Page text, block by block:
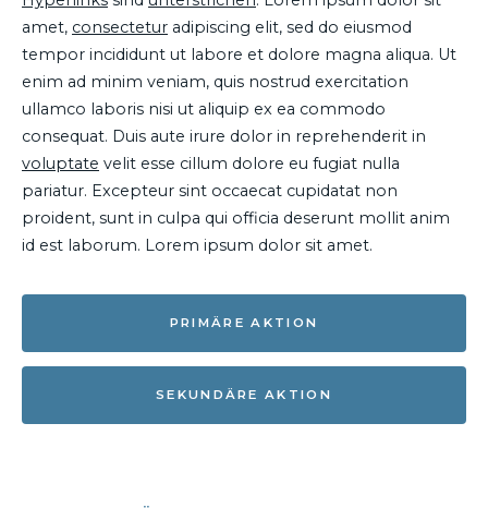
amet, consectetur adipiscing elit, sed do eiusmod
tempor incididunt ut labore et dolore magna aliqua. Ut
enim ad minim veniam, quis nostrud exercitation
ullamco laboris nisi ut aliquip ex ea commodo
consequat. Duis aute irure dolor in reprehenderit in
voluptate velit esse cillum dolore eu fugiat nulla
pariatur. Excepteur sint occaecat cupidatat non
proident, sunt in culpa qui officia deserunt mollit anim
id est laborum. Lorem ipsum dolor sit amet.
PRIMÄRE AKTION
SEKUNDÄRE AKTION